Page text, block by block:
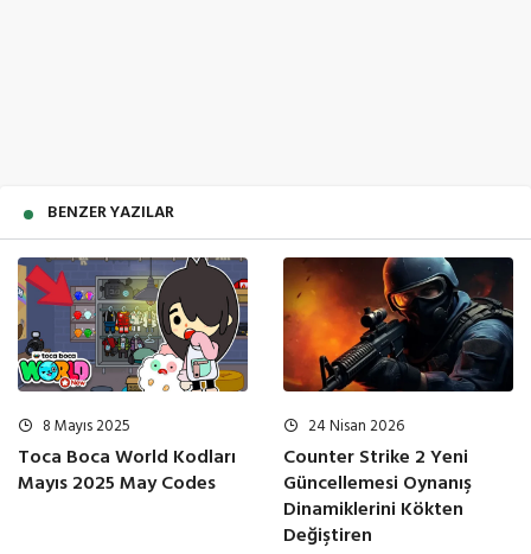
BENZER YAZILAR
8 Mayıs 2025
Toca Boca World Kodları
Mayıs 2025 May Codes
24 Nisan 2026
Counter Strike 2 Yeni
Güncellemesi Oynanış
Dinamiklerini Kökten
Değiştiren